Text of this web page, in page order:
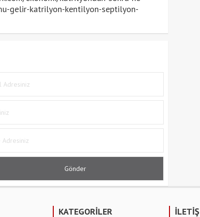
gelir-katrilyon-kentilyon-septilyon-
KATEGORİLER